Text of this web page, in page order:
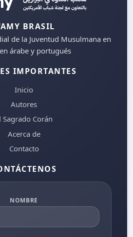
BRASIL
de la Juventud Musulmana en
árabe y portugués
IMPORTANTES
Inicio
Autores
Sagrado Corán
Acerca de
Contacto
NOMBRE